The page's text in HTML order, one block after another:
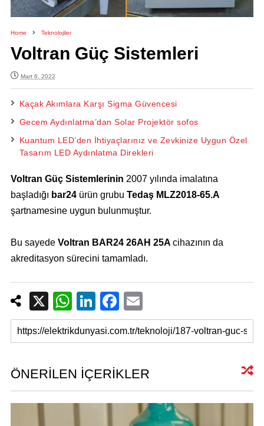
Home Teknolojiler
Voltran Güç Sistemleri
Mart 6, 2022
Kaçak Akımlara Karşı Sigma Güvencesi
Gecem Aydınlatma’dan Solar Projektör sofos
Kuantum LED’den İhtiyaçlarınız ve Zevkinize Uygun Özel
Tasarım LED Aydınlatma Direkleri
Voltran Güç Sistemlerinin 2007 yılında imalatına
başladığı bar24ürün grubu Tedaş MLZ2018-65.A
şartnamesine uygun bulunmuştur.
Bu sayede Voltran BAR24 26AH 25A cihazının da
akreditasyon sürecini tamamladı.
X
W
h
at
A
p
Li
n
k
dI
n
F
a
c
b
o
m
ail
ÖNERİLEN İÇERİKLER